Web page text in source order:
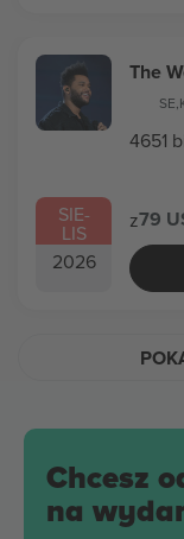
SIE-
LIS
2026
The
SE,
4651
z79
Chcesz
na